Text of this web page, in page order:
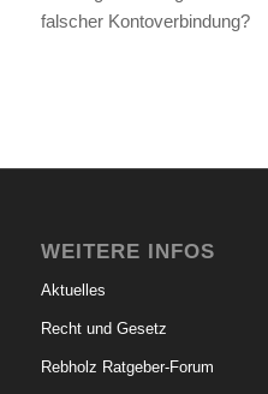
falscher Kontoverbindung?
WEITERE INFOS
Aktuelles
Recht und Gesetz
Rebholz Ratgeber-Forum